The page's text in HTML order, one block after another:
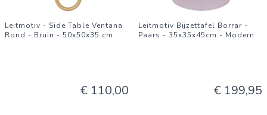
Leitmotiv - Side Table Ventana
Rond - Bruin - 50x50x35 cm
€ 110,00
Leitmotiv Bijzettafel Borrar -
Paars - 35x35x45cm - Modern
€ 199,95